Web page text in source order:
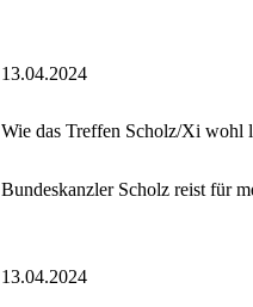
13.04.2024
Wie das Treffen Scholz/Xi wohl
Bundeskanzler Scholz reist für
13.04.2024